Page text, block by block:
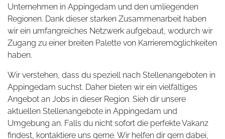
Unternehmen in Appingedam und den umliegenden
Regionen. Dank dieser starken Zusammenarbeit haben
wir ein umfangreiches Netzwerk aufgebaut, wodurch wir
Zugang zu einer breiten Palette von Karrieremöglichkeiten
haben.
Wir verstehen, dass du speziell nach Stellenangeboten in
Appingedam suchst. Daher bieten wir ein vielfältiges
Angebot an Jobs in dieser Region. Sieh dir unsere
aktuellen Stellenangebote in Appingedam und
Umgebung an. Falls du nicht sofort die perfekte Vakanz
findest, kontaktiere uns gerne. Wir helfen dir gern dabei,